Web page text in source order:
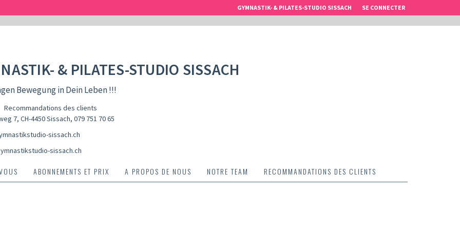
GYMNASTIK- & PILATES-STUDIO SISSACH SE CONNECTER
& PILATES-STUDIO SISSACH
Bewegung in Dein Leben !!!
Recommandations des clients
7, CH-4450 Sissach, 079 751 70 65
sissach.ch
sissach.ch
ABONNEMENTS ET PRIX A PROPOS DE NOUS NOTRE TEAM RECOMMANDATIONS DES CLIENTS